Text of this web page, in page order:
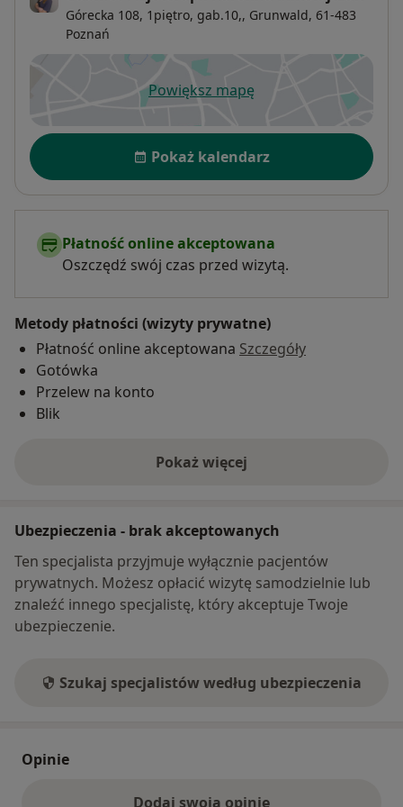
Górecka 108, 1piętro, gab.10,, Grunwald, 61-483
Poznań
Powiększ mapęotwiera się w nowej karcie
Dostępność
Pokaż kalendarz
Płatność online akceptowana
Oszczędź swój czas przed wizytą.
Metody płatności (wizyty prywatne)
Płatność online akceptowana Szczegóły
Gotówka
Przelew na konto
Blik
Pokaż więcej
o adresie
Ubezpieczenia - brak akceptowanych
Ten specjalista przyjmuje wyłącznie pacjentów
prywatnych. Możesz opłacić wizytę samodzielnie lub
znaleźć innego specjalistę, który akceptuje Twoje
ubezpieczenie.
Szukaj specjalistów według ubezpieczenia
Opinie
Dodaj swoją opinię